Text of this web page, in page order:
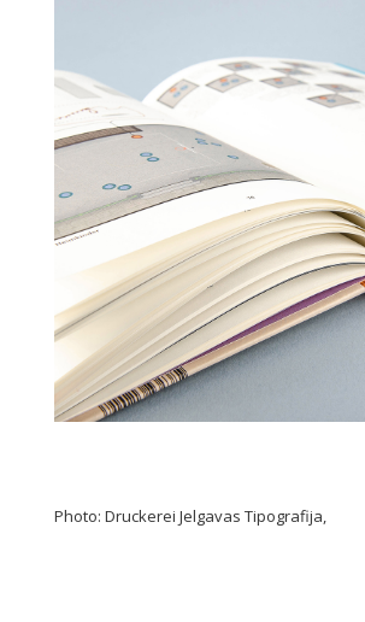
Photo: Druckerei Jelgavas Tipografija,